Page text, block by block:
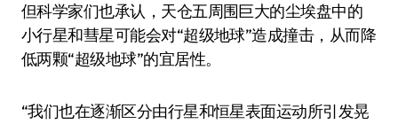
但科学家们也承认，天仓五周围巨大的尘埃盘中的
小行星和彗星可能会对“超级地球”造成撞击，从而降
低两颗“超级地球”的宜居性。
“我们也在逐渐区分由行星和恒星表面运动所引发晃